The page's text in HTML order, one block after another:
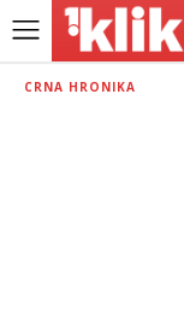
CRNA HRONIKA